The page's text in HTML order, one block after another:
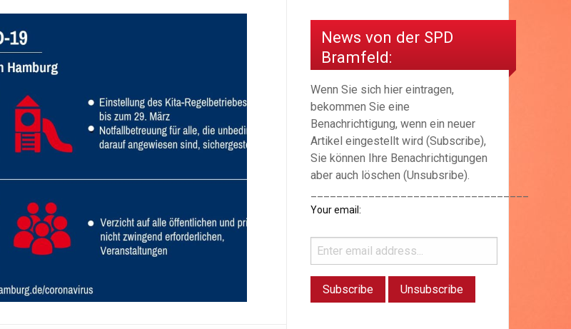
News von der SPD
Bramfeld:
Wenn Sie sich hier eintragen,
bekommen Sie eine
Benachrichtigung, wenn ein neuer
Artikel eingestellt wird (Subscribe),
Sie können Ihre Benachrichtigungen
aber auch löschen (Unsubsribe).
Your email: